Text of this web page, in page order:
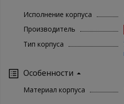
Исполнение корпуса
Производитель
Тип корпуса
Особенности
Материал корпуса